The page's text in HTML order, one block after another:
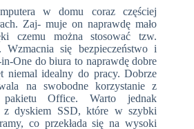
w domu coraz częściej
Zaj- muje on naprawdę mało
czemu można stosować tzw.
Wzmacnia się bezpieczeństwo i
One do biura to naprawdę dobre
niemal idealny do pracy. Dobrze
na swobodne korzystanie z
Office. Warto jednak
z dyskiem SSD, które w szybki
co przekłada się na wysoki